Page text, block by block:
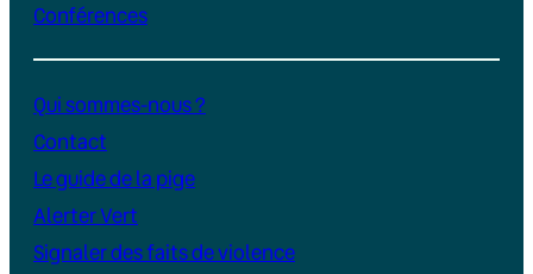
Conférences
Qui sommes-nous ?
Contact
Le guide de la pige
Alerter Vert
Signaler des faits de violence